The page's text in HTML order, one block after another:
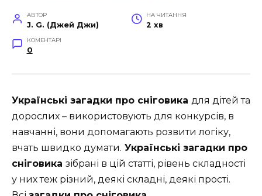
АВТОР
J. G. (Джей Джи)
НА ЧИТАННЯ
2 хв
КОМЕНТАРІ
0
Українські загадки про сніговика для дітей та
дорослих – використовують для конкурсів, в
навчанні, вони допомагають розвити логіку,
вчать швидко думати. Українські загадки про
сніговика зібрані в цій статті, рівень складності
у них теж різний, деякі складні, деякі прості.